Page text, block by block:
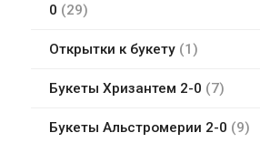
0
29
Открытки к букету 1
Букеты Хризантем 2-0 7
Букеты Альстромерии 2-0 9